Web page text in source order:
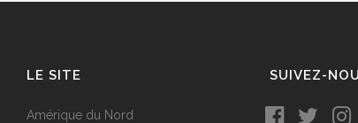
LE SITE
Amérique du Nord
SUIVEZ-